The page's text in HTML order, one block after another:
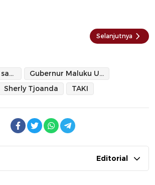
Selanjutnya
11 warga maba sangaji
Gubernur Maluku Utara
Sherly Tjoanda TAKI
Editorial